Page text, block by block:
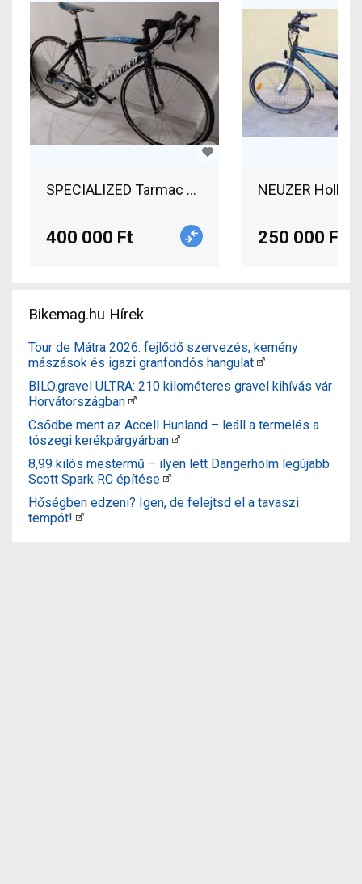
SPECIALIZED Tarmac S-Works (Gerolsteiner
400 000 Ft
NEUZER
250 000 Ft
Bikemag.hu Hírek
Tour de Mátra 2026: fejlődő szervezés, kemény
mászások és igazi granfondós hangulat
BILO.gravel ULTRA: 210 kilométeres gravel kihívás vár
Horvátországban
Csődbe ment az Accell Hunland – leáll a termelés a
tószegi kerékpárgyárban
8,99 kilós mestermű – ilyen lett Dangerholm legújabb
Scott Spark RC építése
Hőségben edzeni? Igen, de felejtsd el a tavaszi
tempót!